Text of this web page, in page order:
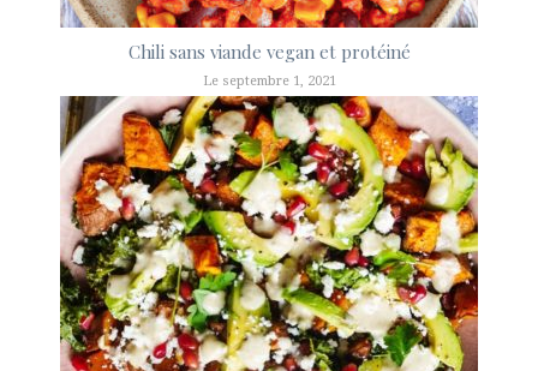
Chili sans viande vegan et protéiné
Le septembre 1, 2021